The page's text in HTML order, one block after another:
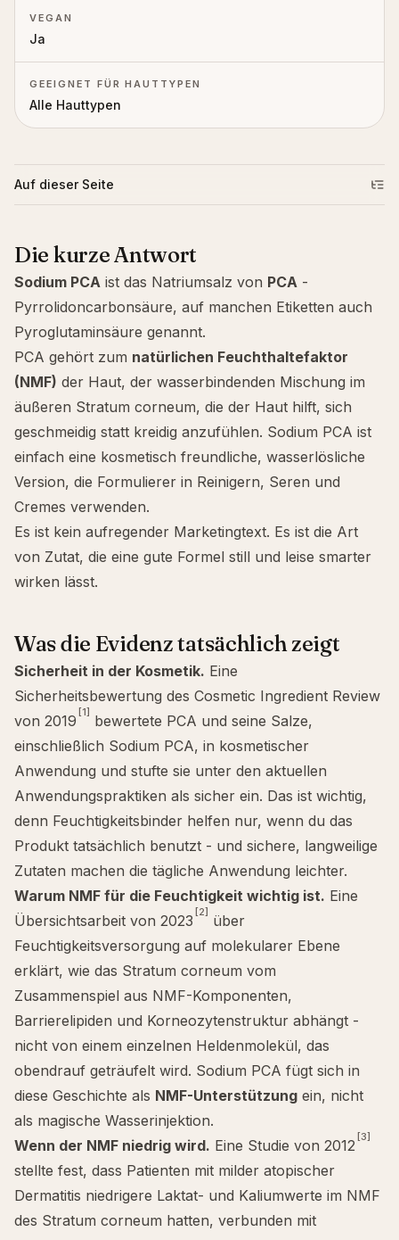
VEGAN
Ja
GEEIGNET FÜR HAUTTYPEN
Alle Hauttypen
Auf dieser Seite
Die kurze Antwort
Sodium PCA ist das Natriumsalz von PCA -
Pyrrolidoncarbonsäure, auf manchen Etiketten auch
Pyroglutaminsäure genannt.
PCA gehört zum natürlichen Feuchthaltefaktor
(NMF) der Haut, der wasserbindenden Mischung im
äußeren Stratum corneum, die der Haut hilft, sich
geschmeidig statt kreidig anzufühlen. Sodium PCA ist
einfach eine kosmetisch freundliche, wasserlösliche
Version, die Formulierer in Reinigern, Seren und
Cremes verwenden.
Es ist kein aufregender Marketingtext. Es ist die Art
von Zutat, die eine gute Formel still und leise smarter
wirken lässt.
Was die Evidenz tatsächlich zeigt
Sicherheit in der Kosmetik. Eine
Sicherheitsbewertung des Cosmetic Ingredient Review
von 2019 [1] bewertete PCA und seine Salze,
einschließlich Sodium PCA, in kosmetischer
Anwendung und stufte sie unter den aktuellen
Anwendungspraktiken als sicher ein. Das ist wichtig,
denn Feuchtigkeitsbinder helfen nur, wenn du das
Produkt tatsächlich benutzt - und sichere, langweilige
Zutaten machen die tägliche Anwendung leichter.
Warum NMF für die Feuchtigkeit wichtig ist. Eine
Übersichtsarbeit von 2023 [2] über
Feuchtigkeitsversorgung auf molekularer Ebene
erklärt, wie das Stratum corneum vom
Zusammenspiel aus NMF-Komponenten,
Barrierelipiden und Korneozytenstruktur abhängt -
nicht von einem einzelnen Heldenmolekül, das
obendrauf geträufelt wird. Sodium PCA fügt sich in
diese Geschichte als NMF-Unterstützung ein, nicht
als magische Wasserinjektion.
Wenn der NMF niedrig wird. Eine Studie von 2012 [3]
stellte fest, dass Patienten mit milder atopischer
Dermatitis niedrigere Laktat- und Kaliumwerte im NMF
des Stratum corneum hatten, verbunden mit